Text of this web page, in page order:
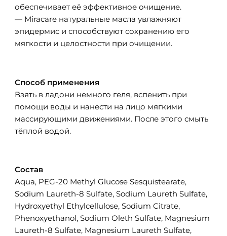
обеспечивает её эффективное очищение.
— Miracare натуральные масла увлажняют
эпидермис и способствуют сохранению его
мягкости и целостности при очищении.
Способ применения
Взять в ладони немного геля, вспенить при
помощи воды и нанести на лицо мягкими
массирующими движениями. После этого смыть
тёплой водой.
Состав
Aqua, PEG-20 Methyl Glucose Sesquistearate,
Sodium Laureth-8 Sulfate, Sodium Laureth Sulfate,
Hydroxyethyl Ethylcellulose, Sodium Citrate,
Phenoxyethanol, Sodium Oleth Sulfate, Magnesium
Laureth-8 Sulfate, Magnesium Laureth Sulfate,